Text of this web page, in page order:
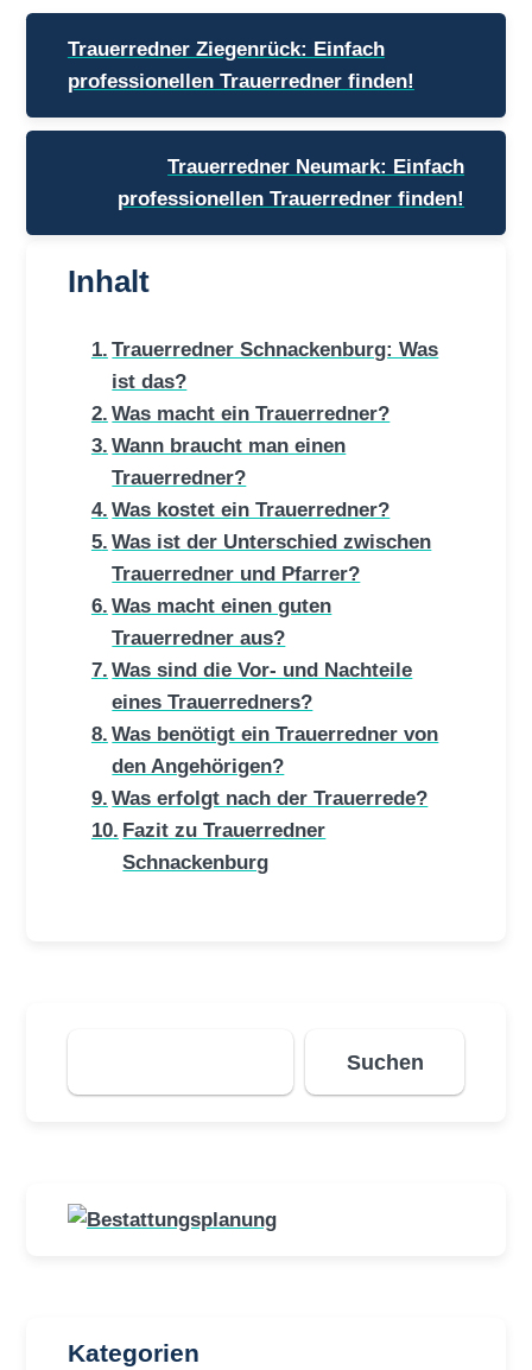
Beitragsnavigation
Trauerredner Ziegenrück: Einfach
professionellen Trauerredner finden!
Trauerredner Neumark: Einfach
professionellen Trauerredner finden!
Inhalt
Trauerredner Schnackenburg: Was
ist das?
Was macht ein Trauerredner?
Wann braucht man einen
Trauerredner?
Was kostet ein Trauerredner?
Was ist der Unterschied zwischen
Trauerredner und Pfarrer?
Was macht einen guten
Trauerredner aus?
Was sind die Vor- und Nachteile
eines Trauerredners?
Was benötigt ein Trauerredner von
den Angehörigen?
Was erfolgt nach der Trauerrede?
Fazit zu Trauerredner
Schnackenburg
Suchen
Suchen
Kategorien